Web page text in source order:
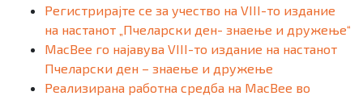
Регистрирајте се за учество на VIII-то издание
на настанот „Пчеларски ден- знаење и дружење“
MacBee го најавува VIII-то издание на настанот
Пчеларски ден – знаење и дружење
Реализирана работна средба на MacBee во